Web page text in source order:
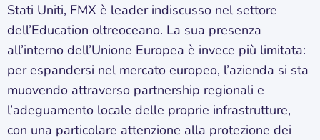
Stati Uniti, FMX è leader indiscusso nel settore
dell’Education oltreoceano. La sua presenza
all’interno dell’Unione Europea è invece più limitata:
per espandersi nel mercato europeo, l’azienda si sta
muovendo attraverso partnership regionali e
l’adeguamento locale delle proprie infrastrutture,
con una particolare attenzione alla protezione dei